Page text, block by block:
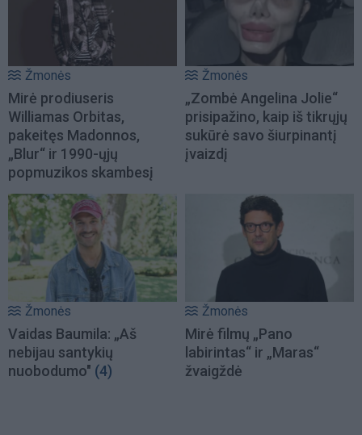
Žmonės
Mirė prodiuseris
Williamas Orbitas,
pakeitęs Madonnos,
„Blur“ ir 1990-ųjų
popmuzikos skambesį
Žmonės
„Zombė Angelina Jolie“
prisipažino, kaip iš tikrųjų
sukūrė savo šiurpinantį
įvaizdį
Žmonės
Vaidas Baumila: „Aš
nebijau santykių
nuobodumo" (4)
Žmonės
Mirė filmų „Pano
labirintas“ ir „Maras“
žvaigždė